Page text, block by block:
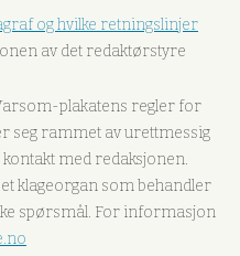
og hvilke retningslinjer
av det redaktørstyre
plakatens regler for
seg rammet av urettmessig
med redaksjonen.
et klageorgan som behandler
spørsmål. For informasjon